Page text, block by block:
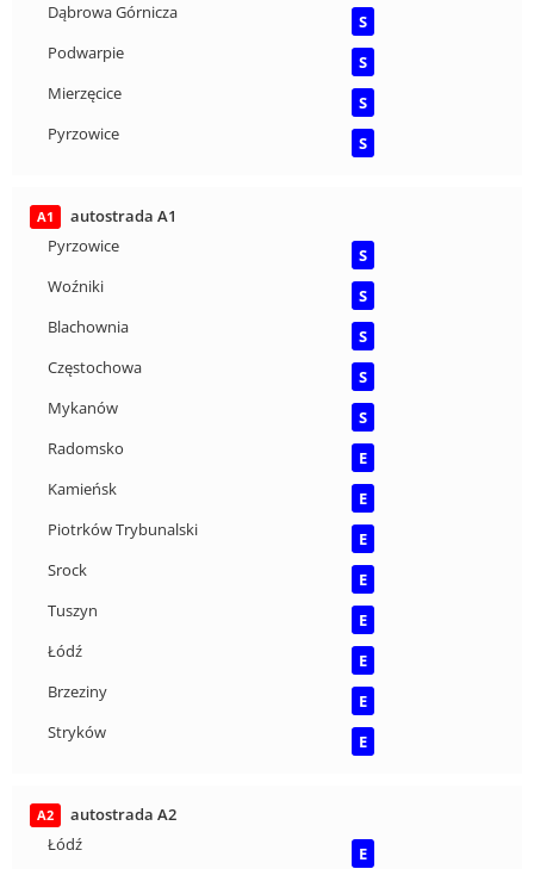
Dąbrowa Górnicza
S
Podwarpie
S
Mierzęcice
S
Pyrzowice
S
A1
autostrada A1
Pyrzowice
S
Woźniki
S
Blachownia
S
Częstochowa
S
Mykanów
S
Radomsko
E
Kamieńsk
E
Piotrków Trybunalski
E
Srock
E
Tuszyn
E
Łódź
E
Brzeziny
E
Stryków
E
A2
autostrada A2
Łódź
E